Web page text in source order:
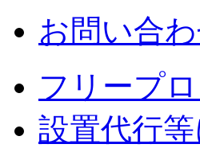
お問い合
フリープ
設置代行